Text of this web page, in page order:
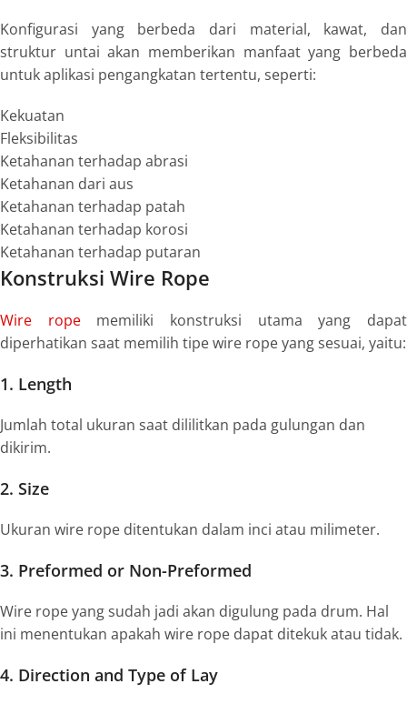
Konfigurasi yang berbeda dari material, kawat, dan
struktur untai akan memberikan manfaat yang berbeda
untuk aplikasi pengangkatan tertentu, seperti:
Kekuatan
Fleksibilitas
Ketahanan terhadap abrasi
Ketahanan dari aus
Ketahanan terhadap patah
Ketahanan terhadap korosi
Ketahanan terhadap putaran
Konstruksi Wire Rope
Wire ropememiliki konstruksi utama yang dapat
diperhatikan saat memilih tipe wire rope yang sesuai, yaitu:
1. Length
Jumlah total ukuran saat dililitkan pada gulungan dan
dikirim.
2. Size
Ukuran wire rope ditentukan dalam inci atau milimeter.
3. Preformed or Non-Preformed
Wire rope yang sudah jadi akan digulung pada drum. Hal
ini menentukan apakah wire rope dapat ditekuk atau tidak.
4. Direction and Type of Lay